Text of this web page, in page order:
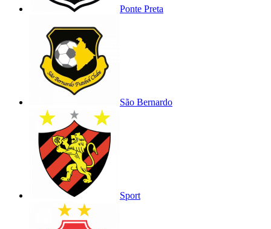
Ponte Preta
São Bernardo
Sport